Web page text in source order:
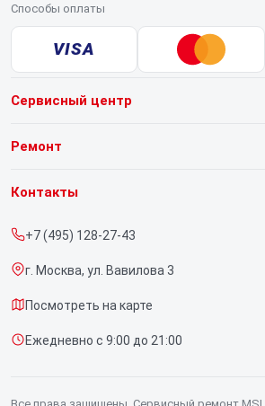
Способы оплаты
VISA
Сервисный центр
О нашем сервисе
Срочный ремонт
Доставка и способы оплаты
Диагностика
Контакты
Ремонт
Ноутбуков
Контакты
+7 (495) 128-27-43
г. Москва, ул. Вавилова 3
Посмотреть на карте
Ежедневно с 9:00 до 21:00
Все права защищены. Сервисный ремонт